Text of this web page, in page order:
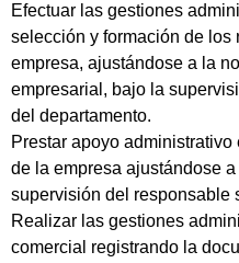
Efectuar las gestiones
selección y formación de los
empresa, ajustándose a la
empresarial, bajo la
del departamento.
Prestar apoyo
de la empresa ajustándose
supervisión del responsable
Realizar las gestiones
comercial registrando la